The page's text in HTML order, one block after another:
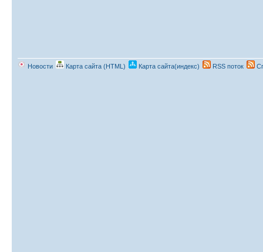
Новости Карта сайта (HTML) Карта сайта(индекс) RSS поток